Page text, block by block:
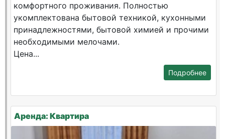
комфортного проживания. Полностью
укомплектована бытовой техникой, кухонными
принадлежностями, бытовой химией и прочими
необходимыми мелочами.
Цена...
Подробнее
Аренда: Квартира